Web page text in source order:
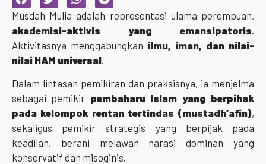
Musdah Mulia adalah representasi ulama perempuan,
akademisi-aktivis yang emansipatoris
Aktivitasnya menggabungkan ilmu, iman, dan nilai-
nilai HAM universal
Dalam lintasan pemikiran dan praksisnya, ia menjelma
sebagai pemikir pembaharu Islam yang berpihak
pada kelompok rentan tertindas (mustadh’afin),
sekaligus pemikir strategis yang berpijak pada
keadilan, berani melawan narasi dominan yang
konservatif dan misoginis.